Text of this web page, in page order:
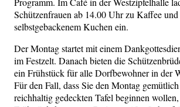
Schützenfrauen ab 14.00 Uhr zu Kaffee
selbstgebackenem Kuchen ein.
Der Montag startet mit einem
im Festzelt. Danach bieten die
ein Frühstück für alle Dorfbewohner in der
Für den Fall, dass Sie den Montag
reichhaltig gedeckten Tafel beginnen